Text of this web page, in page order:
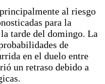
al riesgo
para la
tarde del domingo. La
de
en el duelo entre
un retraso debido a